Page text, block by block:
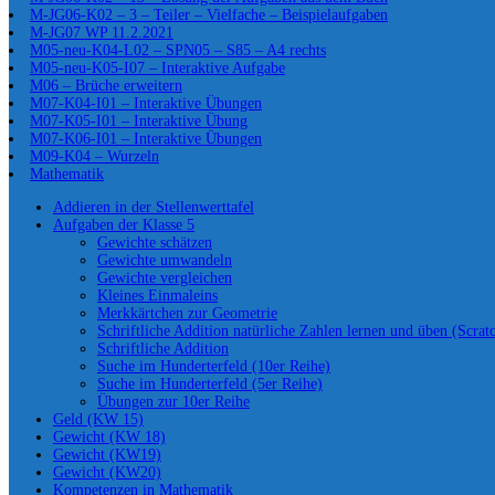
M-JG06-K02 – 3 – Teiler – Vielfache – Beispielaufgaben
M-JG07 WP 11.2.2021
M05-neu-K04-L02 – SPN05 – S85 – A4 rechts
M05-neu-K05-I07 – Interaktive Aufgabe
M06 – Brüche erweitern
M07-K04-I01 – Interaktive Übungen
M07-K05-I01 – Interaktive Übung
M07-K06-I01 – Interaktive Übungen
M09-K04 – Wurzeln
Mathematik
Addieren in der Stellenwerttafel
Aufgaben der Klasse 5
Gewichte schätzen
Gewichte umwandeln
Gewichte vergleichen
Kleines Einmaleins
Merkkärtchen zur Geometrie
Schriftliche Addition natürliche Zahlen lernen und üben
Schriftliche Addition
Suche im Hunderterfeld (10er Reihe)
Suche im Hunderterfeld (5er Reihe)
Übungen zur 10er Reihe
Geld (KW 15)
Gewicht (KW 18)
Gewicht (KW19)
Gewicht (KW20)
Kompetenzen in Mathematik